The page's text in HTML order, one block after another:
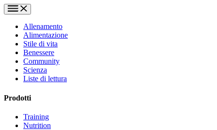
Allenamento
Alimentazione
Stile di vita
Benessere
Community
Scienza
Liste di lettura
Prodotti
Training
Nutrition